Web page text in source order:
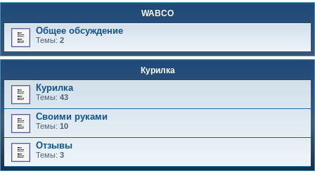
WABCO
Общее обсуждение
Темы: 2
Курилка
Курилка
Темы: 43
Своими руками
Темы: 10
Отзывы
Темы: 3